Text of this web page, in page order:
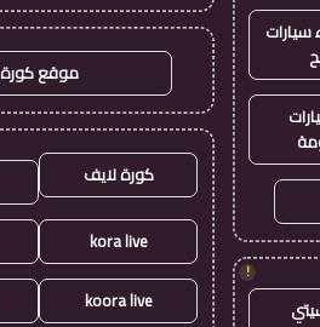
!
موقع كورة
كورة لايف
kora live
koora live